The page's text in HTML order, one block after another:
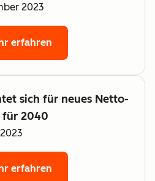
2023
erfahren
sich für neues Netto-
für 2040
erfahren